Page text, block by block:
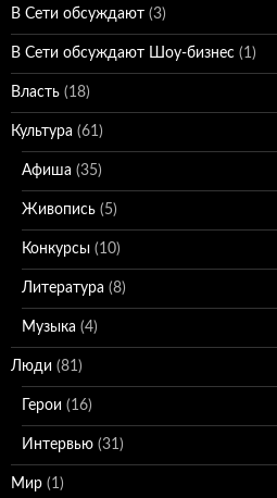
В Сети обсуждают (3)
В Сети обсуждают Шоу-бизнес (1)
Власть (18)
Культура (61)
Афиша (35)
Живопись (5)
Конкурсы (10)
Литература (8)
Музыка (4)
Люди (81)
Герои (16)
Интервью (31)
Мир (1)